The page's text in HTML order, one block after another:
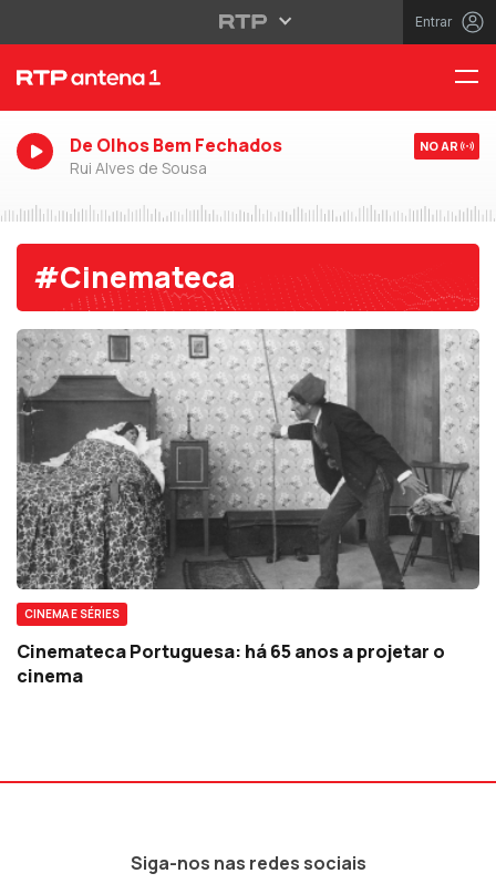
Entrar
De Olhos Bem Fechados
Rui Alves de Sousa
NO AR
#Cinemateca
CINEMA E SÉRIES
Cinemateca Portuguesa: há 65 anos a projetar o
cinema
Siga-nos nas redes sociais